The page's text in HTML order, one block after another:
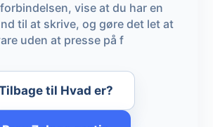
vise at du har en
til at skrive, og gøre det let at
uden at presse på f
til Hvad er?